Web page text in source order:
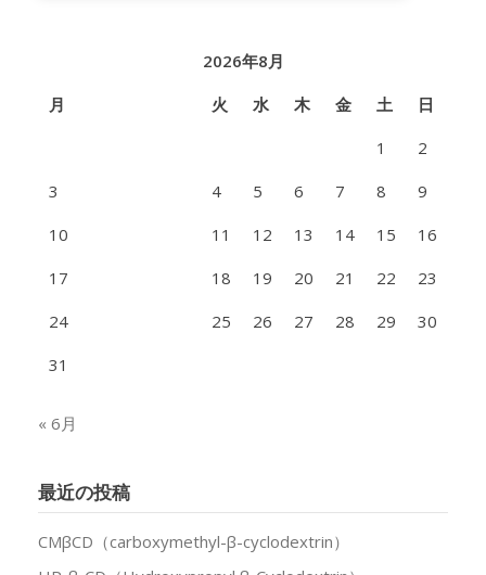
2026年8月
月
火 水 木 金 土
日
1
2
3
4 5 6 7 8
9
10
11 12 13 14 15
16
17
18 19 20 21 22
23
24
25 26 27 28 29
30
31
« 6月
最近の投稿
CMβCD（carboxymethyl-β-cyclodextrin）